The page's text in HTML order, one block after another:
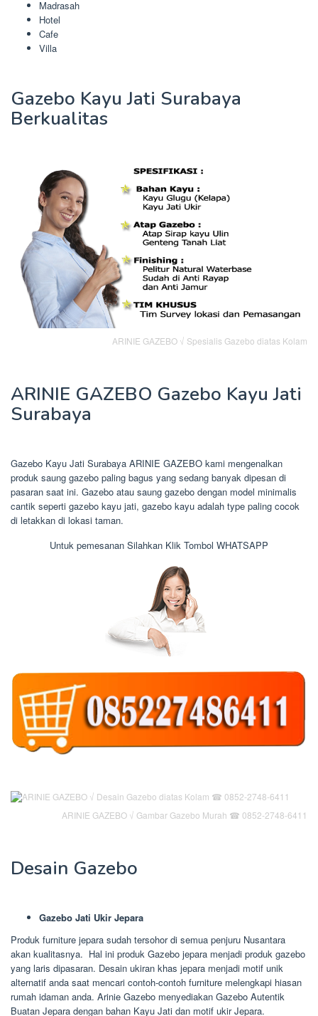
Madrasah
Hotel
Cafe
Villa
Gazebo Kayu Jati Surabaya
Berkualitas
ARINIE GAZEBO √ Spesialis Gazebo diatas Kolam
ARINIE GAZEBO Gazebo Kayu Jati
Surabaya
Gazebo Kayu Jati Surabaya ARINIE GAZEBO kami mengenalkan
produk saung gazebo paling bagus yang sedang banyak dipesan di
pasaran saat ini. Gazebo atau saung gazebo dengan model minimalis
cantik seperti gazebo kayu jati, gazebo kayu adalah type paling cocok
di letakkan di lokasi taman.
Untuk pemesanan Silahkan Klik Tombol WHATSAPP
ARINIE GAZEBO √ Gambar Gazebo Murah ☎ 0852-2748-6411
Desain Gazebo
Gazebo Jati Ukir Jepara
Produk furniture jepara sudah tersohor di semua penjuru Nusantara
akan kualitasnya. Hal ini produk Gazebo jepara menjadi produk gazebo
yang laris dipasaran. Desain ukiran khas jepara menjadi motif unik
alternatif anda saat mencari contoh-contoh furniture melengkapi hiasan
rumah idaman anda. Arinie Gazebo menyediakan Gazebo Autentik
Buatan Jepara dengan bahan Kayu Jati dan motif ukir Jepara.